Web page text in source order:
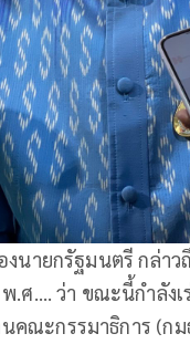
นายกรัฐมนตรี กล่า
…. ว่า ขณะนี้กำลังเ
คณะกรรมาธิการ (ก